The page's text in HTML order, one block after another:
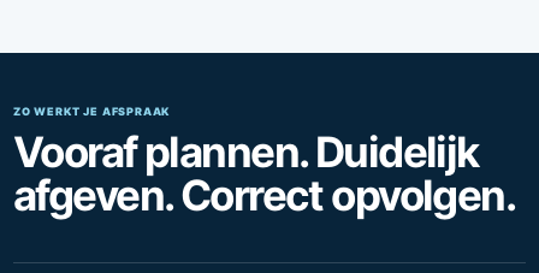
ZO WERKT JE AFSPRAAK
Vooraf plannen. Duidelijk
afgeven. Correct opvolgen.